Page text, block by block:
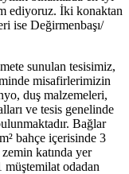
ediyoruz. İki konaktan
ise Değirmenbaşı/
sunulan tesisimiz,
misafirlerimizin
duş malzemeleri,
ve tesis genelinde
Bağlar
bahçe içerisinde 3
katında yer
odadan